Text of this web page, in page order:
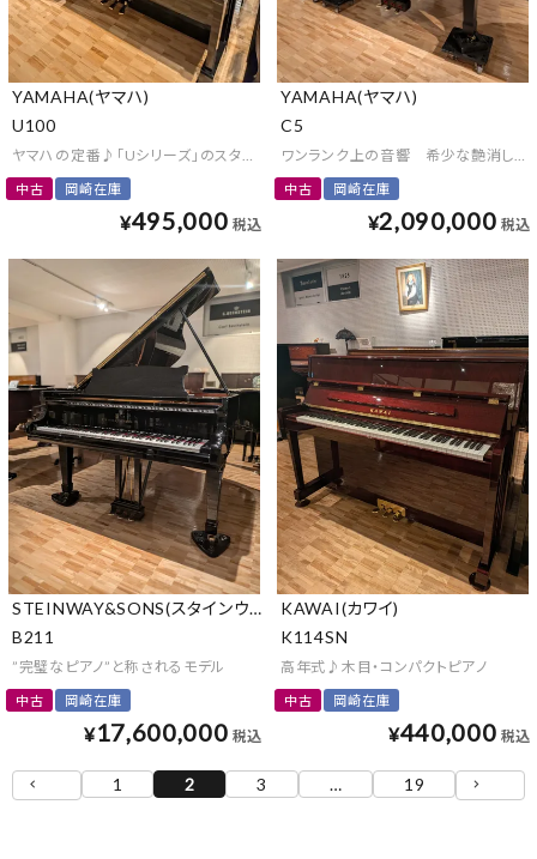
YAMAHA(ヤマハ)
U100
ヤマハの定番♪「Uシリーズ」のスタンダードモデル
中古 岡崎在庫
¥495,000 税込
YAMAHA(ヤマハ)
C5
ワンランク上の音響 希少な艶消しグ
中古 岡崎在庫
¥2,090,000 税込
STEINWAY&SONS(スタインウェイ&サンズ)
B211
”完璧なピアノ”と称されるモデル
中古 岡崎在庫
¥17,600,000 税込
KAWAI(カワイ)
K114SN
高年式♪木目・コンパクトピアノ
中古 岡崎在庫
¥440,000 税込
1 2 3 … 19